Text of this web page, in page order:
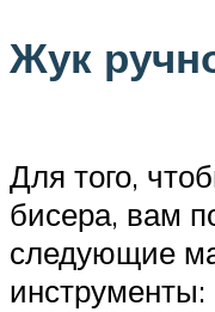
Жук
Для того,
бисера, вам
следующие
инструменты: